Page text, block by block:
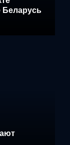
Беларусь